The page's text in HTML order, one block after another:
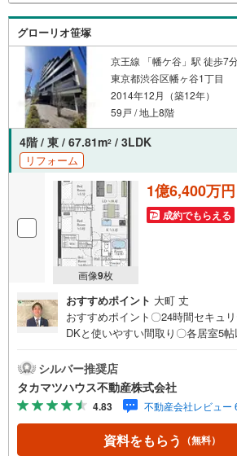
スライトは出金と譲渡はできませ
のご請求はお気軽にどうぞ♪お電話
時受け付けております！お気軽にお
グローリオ笹塚
京王線 「幡ケ谷」駅 徒歩7
東京都渋谷区幡ヶ谷1丁目
2014年12月（築12年）
59戸 / 地上8階
4階 / 東 / 67.81m2 / 3LDK
リフォーム
画像9枚
1億6,400万円
成約でもらえる
おすすめポイント 大町 丈
おすすめポイント〇24時間セキュ
DKと使いやすい間取り〇各居室5
ト飼育可能※細則有〇閑静な住環境
規リフォーム内容（2026年7月完工
ーリング・床・キッチン・浴室・建
レ・防水パン・給湯器・クリーニ
ライフ旧分譲のマンションで御座
は勿論、ゆとりのある各居室や2
シルバー推奨店
タカマツハウス不動産株式会社
4.83 不動産会社レビュー
資料をもらう （無料）